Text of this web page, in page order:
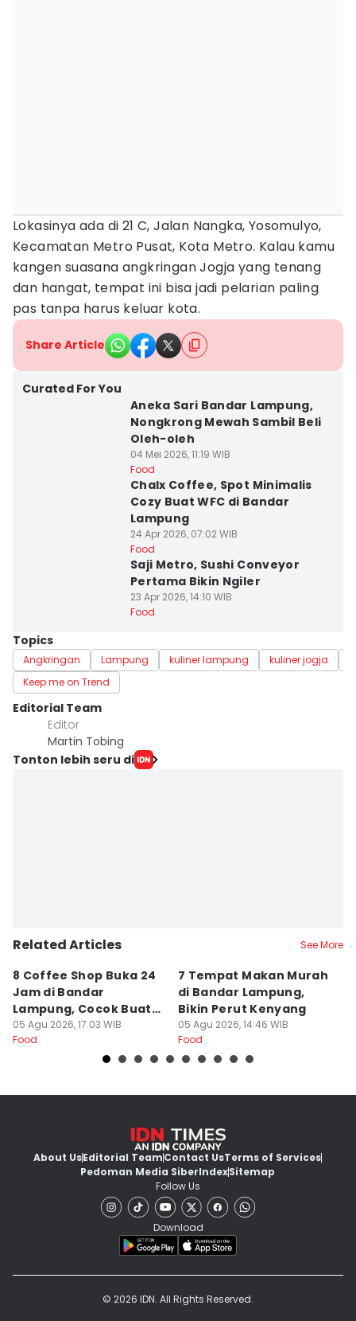
Lokasinya ada di 21 C, Jalan Nangka, Yosomulyo,
Kecamatan Metro Pusat, Kota Metro. Kalau kamu
kangen suasana angkringan Jogja yang tenang
dan hangat, tempat ini bisa jadi pelarian paling
pas tanpa harus keluar kota.
Share Article
Curated For You
Aneka Sari Bandar Lampung,
Nongkrong Mewah Sambil Beli
Oleh-oleh
04 Mei 2026, 11:19 WIB
Food
Chalx Coffee, Spot Minimalis
Cozy Buat WFC di Bandar
Lampung
24 Apr 2026, 07:02 WIB
Food
Saji Metro, Sushi Conveyor
Pertama Bikin Ngiler
23 Apr 2026, 14:10 WIB
Food
Topics
Angkringan Lampung kuliner lampung kuliner jogja
Keep me on Trend
Editorial Team
Editor
Martin Tobing
Tonton lebih seru di
Related Articles See More
8 Coffee Shop Buka 24
Jam di Bandar
Lampung, Cocok Buat
Begadang
05 Agu 2026, 17:03 WIB
Food
7 Tempat Makan Murah
di Bandar Lampung,
Bikin Perut Kenyang
05 Agu 2026, 14:46 WIB
Food
About UsEditorial TeamContact UsTerms of Services
Pedoman Media SiberIndexSitemap
Follow Us
Download
© 2026 IDN. All Rights Reserved.